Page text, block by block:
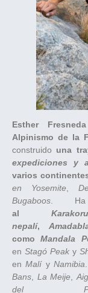
Esther
Alpinismo de la
construido una
expediciones y
varios
en Yosemite,
Bugaboos .
al
nepalí,
comoMandala
enStagó Peak y
enMalíyNamibia
Bans
La Meije ,
del